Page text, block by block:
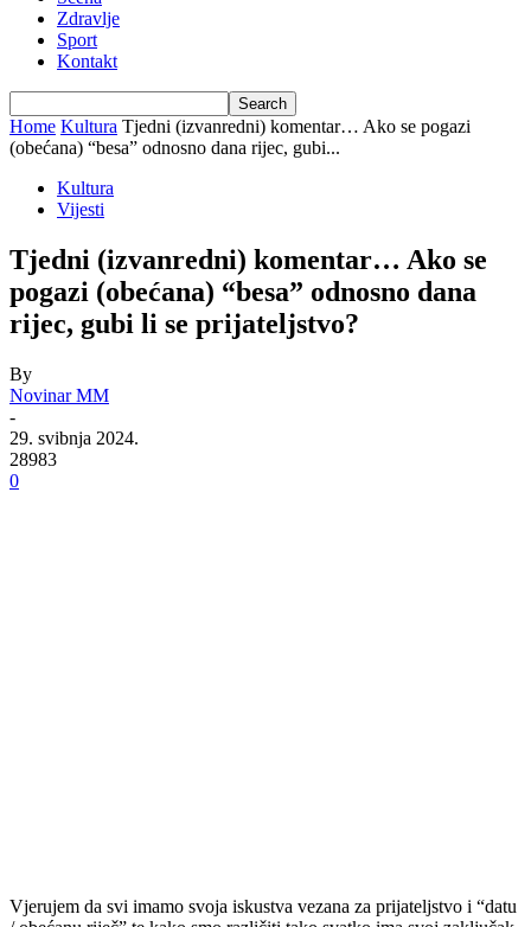
Zdravlje
Sport
Kontakt
Home Kultura Tjedni (izvanredni) komentar… Ako se pogazi
(obećana) “besa” odnosno dana rijec, gubi...
Kultura
Vijesti
Tjedni (izvanredni) komentar… Ako se
pogazi (obećana) “besa” odnosno dana
rijec, gubi li se prijateljstvo?
By
Novinar MM
-
29. svibnja 2024.
28983
0
Vjerujem da svi imamo svoja iskustva vezana za prijateljstvo i “datu